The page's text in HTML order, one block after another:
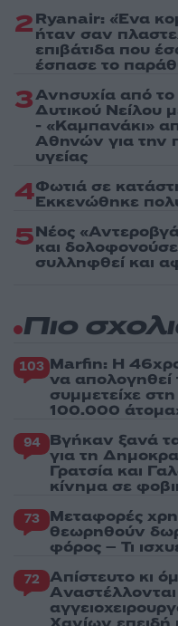
2Ryanair: «Ένα
ήταν σαν
επιβάτιδα που
έσπασε το
3Ανησυχία από το
Δυτικού Νείλου
- «Καμπανάκι»
Αθηνών για την
υγείας
4Φωτιά σε
Εκκενώθηκε
5Νέος
και
συλληφθεί και
Πιο
103 Marfin: Η
να απολογηθεί
συμμετείχε
100.000
94 Βγήκαν ξανά
για τη
Γρατσία και
κίνημα σε
73 Μεταφορές
θεωρηθούν
φόρος – Τι
72 Απίστευτο κι